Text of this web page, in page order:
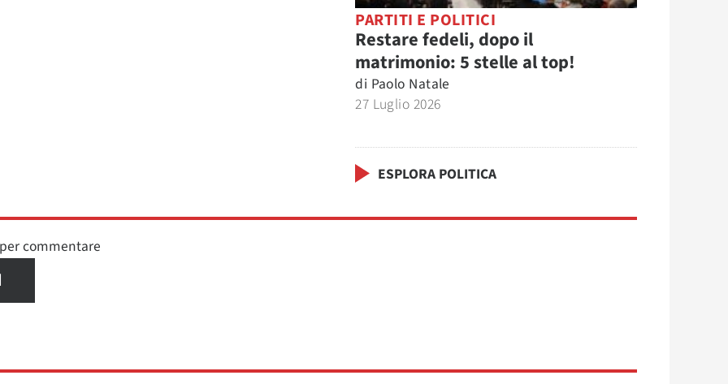
PARTITI E POLITICI
Restare fedeli, dopo il
matrimonio: 5 stelle al top!
di Paolo Natale
27 Luglio 2026
ESPLORA POLITICA
commentare